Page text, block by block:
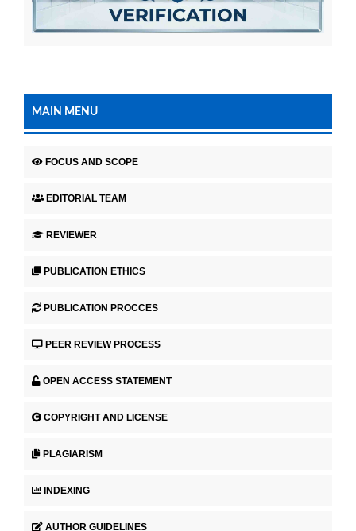
MAIN MENU
FOCUS AND SCOPE
EDITORIAL TEAM
REVIEWER
PUBLICATION ETHICS
PUBLICATION PROCCES
PEER REVIEW PROCESS
OPEN ACCESS STATEMENT
COPYRIGHT AND LICENSE
PLAGIARISM
INDEXING
AUTHOR GUIDELINES